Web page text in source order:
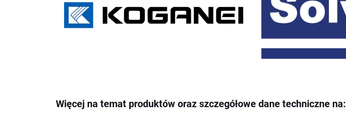
Więcej na temat produktów oraz szczegółowe dane techniczne na: